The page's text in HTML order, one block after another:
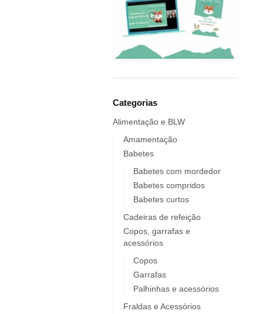
Ego Editora
Eigenart
El Saquitos de la Salud
Elobra KIDS
Everyday Baby
FÜRNIS
Gloop
Goula
Grabease
grums
Haakaa
HappyBear Diapers
Categorias
Alimentação e BLW
Amamentação
Babetes
Babetes com mordedor
Babetes compridos
Babetes curtos
Cadeiras de refeição
Copos, garrafas e
acessórios
Copos
Garrafas
Palhinhas e acessórios
Fraldas e Acessórios